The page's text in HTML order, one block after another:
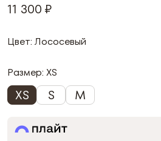
11 300 ₽
Цвет: Лососевый
Размер: XS
XS S M